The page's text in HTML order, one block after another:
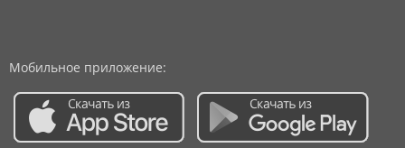
Мобильное приложение: